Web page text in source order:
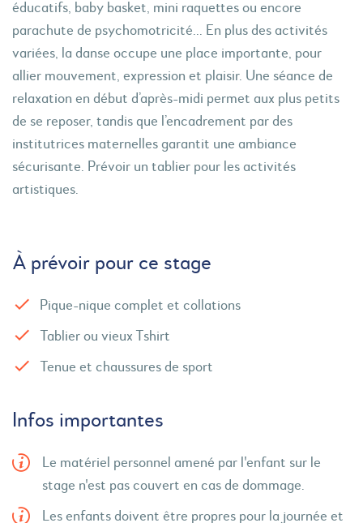
éducatifs, baby basket, mini raquettes ou encore
parachute de psychomotricité... En plus des activités
variées, la danse occupe une place importante, pour
allier mouvement, expression et plaisir. Une séance de
relaxation en début d’après-midi permet aux plus petits
de se reposer, tandis que l’encadrement par des
institutrices maternelles garantit une ambiance
sécurisante. Prévoir un tablier pour les activités
artistiques.
À prévoir pour ce stage
Pique-nique complet et collations
Tablier ou vieux Tshirt
Tenue et chaussures de sport
Infos importantes
Le matériel personnel amené par l'enfant sur le
stage n'est pas couvert en cas de dommage.
Les enfants doivent être propres pour la journée et